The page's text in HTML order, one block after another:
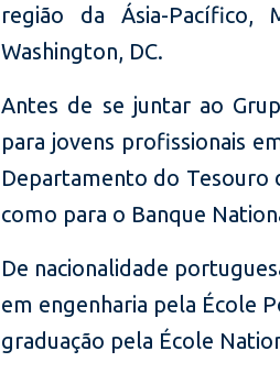
região da Ásia-
Washington, DC.
Antes de se juntar ao
para jovens profissionais
Departamento do Tesouro
como para o Banque
De nacionalidade
em engenharia pela École
graduação pela École